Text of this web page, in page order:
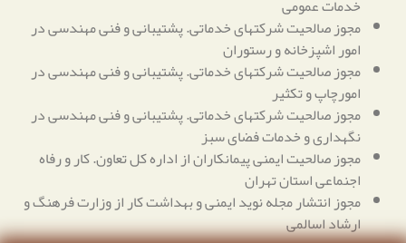
خدمات عمومی
مجوز صالحیت شرکتهای خدماتی. پشتیبانی و فنی مهندسی در
امور اشپزخانه و رستوران
مجوز صالحیت شرکتهای خدماتی. پشتیبانی و فنی مهندسی در
امورچاپ و تکثیر
مجوز صالحیت شرکتهای خدماتی. پشتیبانی و فنی مهندسی در
نگهداری و خدمات فضای سبز
مجوز صالحیت ایمنی پیمانکاران از اداره کل تعاون. کار و رفاه
اجنماعی استان تهران
مجوز انتشار مجله نوید ایمنی و بهداشت کار از وزارت فرهنگ و
ارشاد اسالمی